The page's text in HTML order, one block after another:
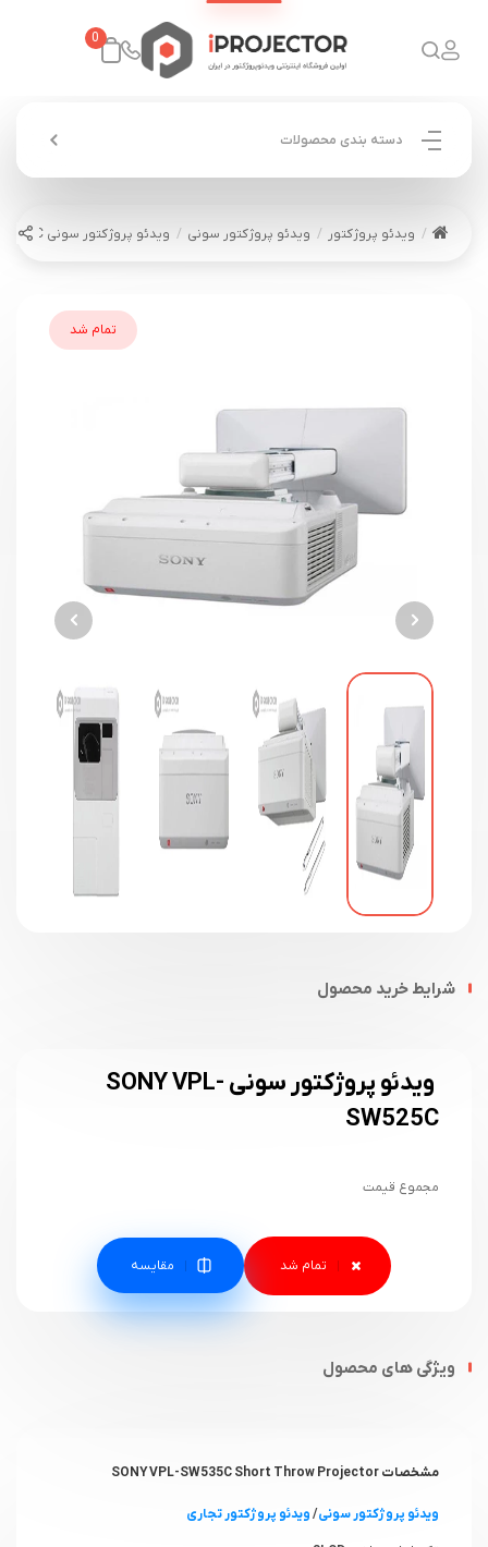
0
دسته بندی محصولات
ویدئو پروژکتور ویدئو پروژکتور سونی ویدئو پروژکتور سونی SONY VPL-SW525C
تمام شد
شرایط خرید محصول
ویدئو پروژکتور سونی SONY VPL-
SW525C
مجموع قیمت
مقایسه
ویژگی های محصول
مشخصات SONY VPL-SW535C Short Throw Projector
ویدئو پروژکتور سونی/ویدئو پروژکتور تجاری